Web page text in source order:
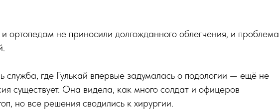
ортопедам не приносили долгожданного облегчения, и проблема
служба, где Гулькай впервые задумалась о подологии — ещё не
существует. Она видела, как много солдат и офицеров
но все решения сводились к хирургии.